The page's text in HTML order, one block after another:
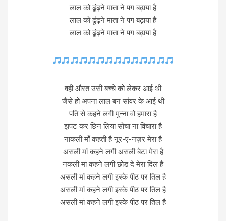
लाल को ढूंढ़ने माता ने पग बढ़ाया है
लाल को ढूंढ़ने माता ने पग बढ़ाया है
लाल को ढूंढ़ने माता ने पग बढ़ाया है
वही औरत उसी बच्चे को लेकर आई थी
जैसे हो अपना लाल बन सांवर के आई थी
पति से कहने लगी मुन्ना वो हमारा है
झपट कर छिन लिया सोचा ना विचारा है
नाकली माँ कहती है नूर-ए-नज़र मेरा है
असली मां कहने लगी असली बेटा मेरा है
नकली मां कहने लगी छोड दे मेरा दिल है
असली मां कहने लगी इस्के पीठ पर तिल है
असली मां कहने लगी इस्के पीठ पर तिल है
असली मां कहने लगी इस्के पीठ पर तिल है